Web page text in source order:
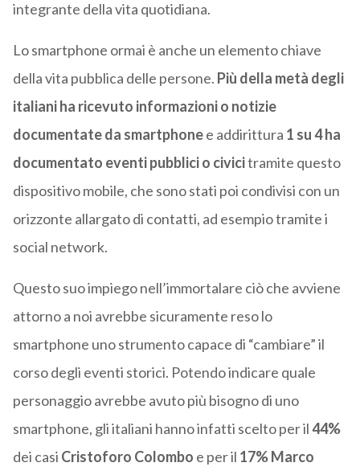
integrante della vita quotidiana.
Lo smartphone ormai è anche un elemento chiave
della vita pubblica delle persone. Più della metà degli
italianiha ricevuto informazioni o notizie
documentate da smartphonee addirittura 1 su 4 ha
documentato eventi pubblici o civicitramite questo
dispositivo mobile, che sono stati poi condivisi con un
orizzonte allargato di contatti, ad esempio tramite i
social network.
Questo suo impiego nell’immortalare ciò che avviene
attorno a noi avrebbe sicuramente reso lo
smartphone uno strumento capace di “cambiare” il
corso degli eventi storici. Potendo indicare quale
personaggio avrebbe avuto più bisogno di uno
smartphone, gli italiani hanno infatti scelto per il44%
dei casi Cristoforo Colombo e per il 17% Marco